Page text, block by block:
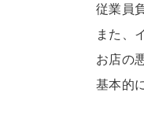
従業員
また、
お店の
基本的